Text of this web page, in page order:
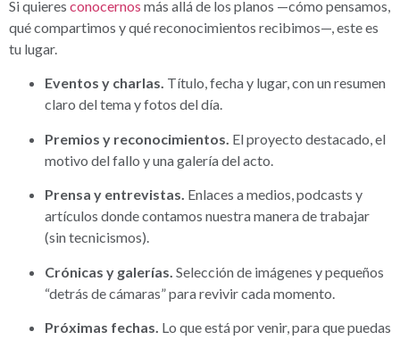
Si quieres conocernos más allá de los planos —cómo pensamos,
qué compartimos y qué reconocimientos recibimos—, este es
tu lugar.
Eventos y charlas. Título, fecha y lugar, con un resumen
claro del tema y fotos del día.
Premios y reconocimientos. El proyecto destacado, el
motivo del fallo y una galería del acto.
Prensa y entrevistas. Enlaces a medios, podcasts y
artículos donde contamos nuestra manera de trabajar
(sin tecnicismos).
Crónicas y galerías. Selección de imágenes y pequeños
“detrás de cámaras” para revivir cada momento.
Próximas fechas. Lo que está por venir, para que puedas